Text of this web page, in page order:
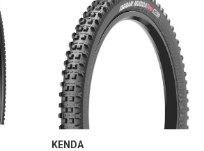
KENDA